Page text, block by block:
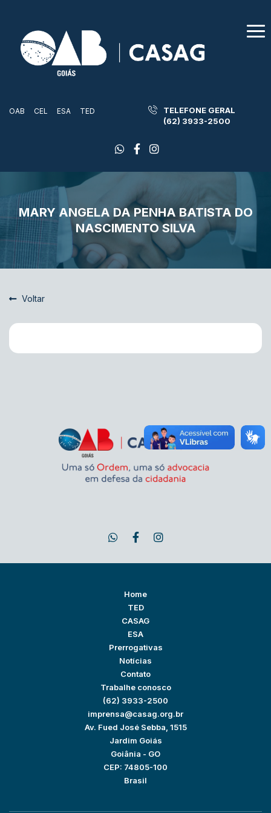
OAB CEL ESA TED
TELEFONE GERAL
(62) 3933-2500
MARY ANGELA DA PENHA BATISTA DO
NASCIMENTO SILVA
Voltar
Home
TED
CASAG
ESA
Prerrogativas
Notícias
Contato
Trabalhe conosco
(62) 3933-2500
imprensa@casag.org.br
Av. Fued José Sebba, 1515
Jardim Goiás
Goiânia - GO
CEP: 74805-100
Brasil